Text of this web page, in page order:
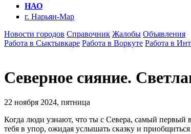
НАО
г. Нарьян-Мар
Новости городов Справочник Жалобы Объявления
Работа в Сыктывкаре Работа в Воркуте Работа в
Северное сияние.
22 ноября 2024, пятница
Когда люди узнают, что ты с Севера, самый первый
тебя в упор, ожидая услышать сказку и